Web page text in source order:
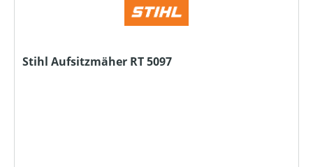
Stihl Aufsitzmäher RT 5097